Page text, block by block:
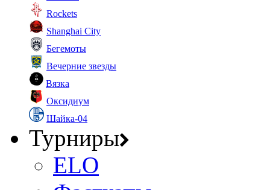
Rockets
Shanghai City
Бегемоты
Вечерние звезды
Вязка
Оксидиум
Шайка-04
Турниры
ELO